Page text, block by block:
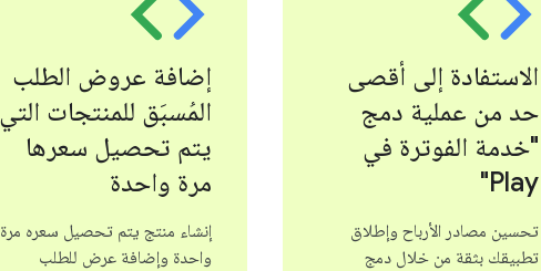
الاستفادة إلى أقصى
حد من عملية دمج
"خدمة الفوترة في
Play"
تحسين مصادر الأرباح وإطلاق
تطبيقك بثقة من خلال دمج
إضافة عروض الطلب
المُسبَق للمنتجات التي
يتم تحصيل سعرها
مرة واحدة
إنشاء منتج يتم تحصيل سعره مرة
واحدة وإضافة عرض للطلب